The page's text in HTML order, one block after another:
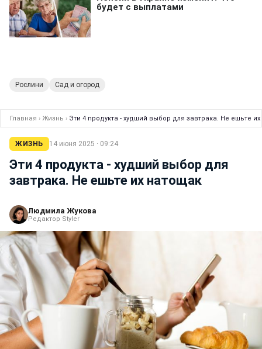
Рослини Сад и огород
Главная › Жизнь › Эти 4 продукта - худший выбор для завтрака. Не ешьте
ЖИЗНЬ 14 июня 2025 · 09:24
Эти 4 продукта - худший выбор для
завтрака. Не ешьте их натощак
Людмила Жукова
Редактор Styler